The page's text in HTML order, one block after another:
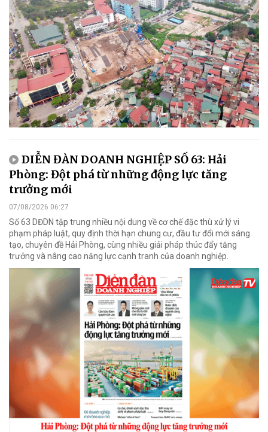
DIỄN ĐÀN DOANH NGHIỆP SỐ 63: Hải
Phòng: Đột phá từ những động lực tăng
trưởng mới
07/08/2026 06:27
Số 63 DĐDN tập trung nhiều nội dung về cơ chế đặc thù xử lý vi
phạm pháp luật, quy định thời hạn chung cư, đầu tư đổi mới sáng
tạo, chuyên đề Hải Phòng, cùng nhiều giải pháp thúc đẩy tăng
trưởng và nâng cao năng lực cạnh tranh của doanh nghiệp.